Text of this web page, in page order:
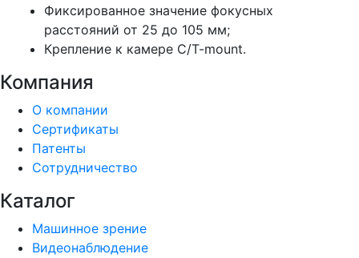
Фиксированное значение фокусных
расстояний от 25 до 105 мм;
Крепление к камере C/T-mount.
Компания
О компании
Сертификаты
Патенты
Сотрудничество
Каталог
Машинное зрение
Видеонаблюдение